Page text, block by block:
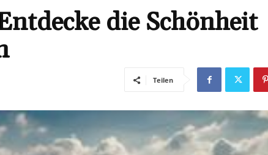
die Schönheit
Teilen